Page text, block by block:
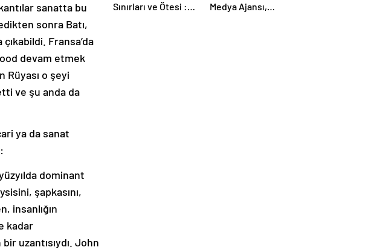
sanatta bu
sonra Batı,
Fransa’da
devam etmek
o şeyi
ve şu anda da
ya da sanat
dominant
şapkasını,
insanlığın
kadar
uzantısıydı. John
Sınırları ve Ötesi :
Medya Ajansı,